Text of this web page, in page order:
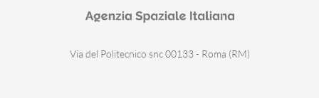
Via del Politecnico snc 00133 - Roma (RM)